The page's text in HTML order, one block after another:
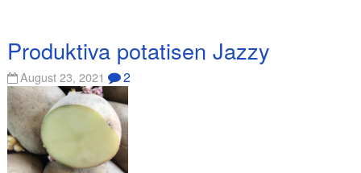
Produktiva potatisen Jazzy
August 23, 2021 2